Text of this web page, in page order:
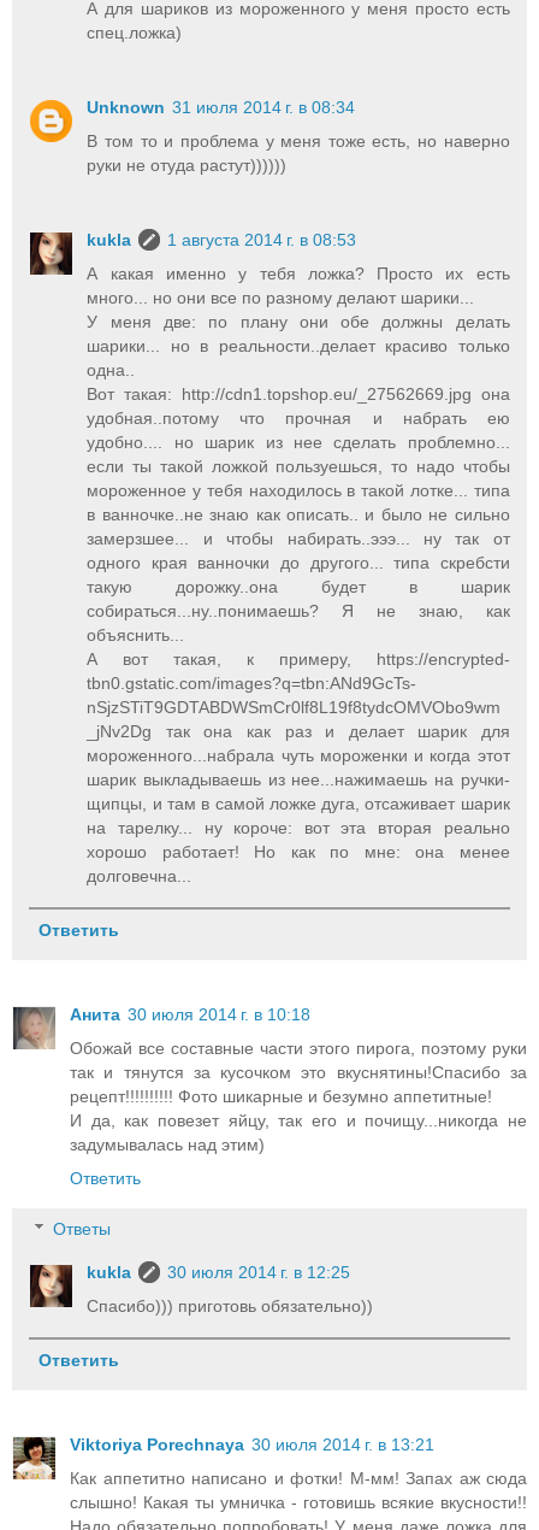
А для шариков из мороженного у меня просто есть
спец.ложка)
Unknown 31 июля 2014 г. в 08:34
В том то и проблема у меня тоже есть, но наверно
руки не отуда растут))))))
kukla
1 августа 2014 г. в 08:53
А какая именно у тебя ложка? Просто их есть
много... но они все по разному делают шарики...
У меня две: по плану они обе должны делать
шарики... но в реальности..делает красиво только
одна..
Вот такая: http://cdn1.topshop.eu/_27562669.jpg она
удобная..потому что прочная и набрать ею
удобно.... но шарик из нее сделать проблемно...
если ты такой ложкой пользуешься, то надо чтобы
мороженное у тебя находилось в такой лотке... типа
в ванночке..не знаю как описать.. и было не сильно
замерзшее... и чтобы набирать..эээ... ну так от
одного края ванночки до другого... типа скребсти
такую дорожку..она будет в шарик
собираться...ну..понимаешь? Я не знаю, как
объяснить...
А вот такая, к примеру, https://encrypted-
tbn0.gstatic.com/images?q=tbn:ANd9GcTs-
nSjzSTiT9GDTABDWSmCr0lf8L19f8tydcOMVObo9wm
_jNv2Dg так она как раз и делает шарик для
мороженного...набрала чуть мороженки и когда этот
шарик выкладываешь из нее...нажимаешь на ручки-
щипцы, и там в самой ложке дуга, отсаживает шарик
на тарелку... ну короче: вот эта вторая реально
хорошо работает! Но как по мне: она менее
долговечна...
Ответить
Анита 30 июля 2014 г. в 10:18
Обожай все составные части этого пирога, поэтому руки
так и тянутся за кусочком это вкуснятины!Спасибо за
рецепт!!!!!!!!!! Фото шикарные и безумно аппетитные!
И да, как повезет яйцу, так его и почищу...никогда не
задумывалась над этим)
Ответить
Ответы
kukla
30 июля 2014 г. в 12:25
Спасибо))) приготовь обязательно))
Ответить
Viktoriya Porechnaya 30 июля 2014 г. в 13:21
Как аппетитно написано и фотки! М-мм! Запах аж сюда
слышно! Какая ты умничка - готовишь всякие вкусности!!